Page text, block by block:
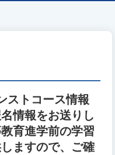
ストコース情報
情報をお送りし
育進学前の学習
ますので、ご確